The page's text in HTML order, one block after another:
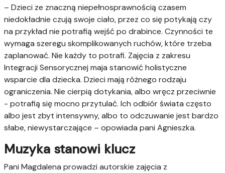
– Dzieci ze znaczną niepełnosprawnością czasem
niedokładnie czują swoje ciało, przez co się potykają czy
na przykład nie potrafią wejść po drabince. Czynności te
wymaga szeregu skomplikowanych ruchów, które trzeba
zaplanować. Nie każdy to potrafi. Zajęcia z zakresu
Integracji Sensorycznej maja stanowić holistyczne
wsparcie dla dziecka. Dzieci mają różnego rodzaju
ograniczenia. Nie cierpią dotykania, albo wręcz przeciwnie
- potrafią się mocno przytulać. Ich odbiór świata często
albo jest zbyt intensywny, albo to odczuwanie jest bardzo
słabe, niewystarczające – opowiada pani Agnieszka.
Muzyka stanowi klucz
Pani Magdalena prowadzi autorskie zajęcia z